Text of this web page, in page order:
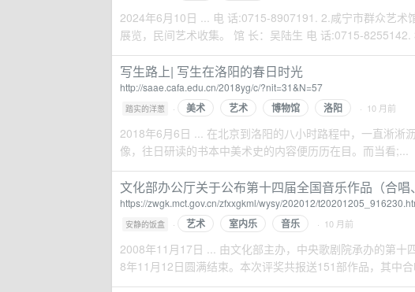
2024年6月10日 ... 电 话:0715-8907191. 2.咸宁市群众艺术
展览，民间艺术收集。 馆 长：吴陆生 电 话:0715-8255142.
写生路上| 写生在洛阳的春日时光
http://saae.cafa.edu.cn/2018yg/c/?nit=31&N=57
踏实的洋葱 · 美术 艺术 博物馆 洛阳 · 10 月前
2018年6月6日 ... 在北京到洛阳的八小时路程中，一直淅淅
像，往日研读的书本中美术史的内容便历历在目。而当看;...
文化部办公厅关于公布第十四届全国音乐作品（合唱
https://zwgk.mct.gov.cn/zfxxgkml/wysy/202012/
安静的饭盒 · 艺术 室内乐 音乐 · 10 月前
2008年11月17日 ... 由文化部主办，中央歌剧院承办的第
8年11月12日圆满结束。本次评奖共报送151部作品，其中